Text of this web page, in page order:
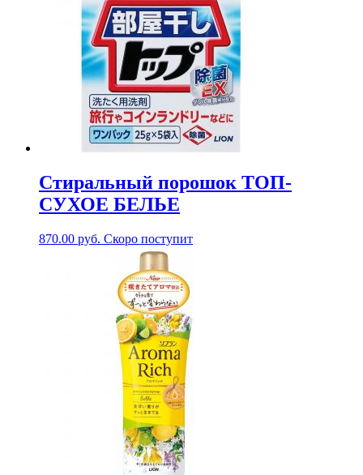
Стиральный порошок ТОП-
СУХОЕ БЕЛЬЕ
870.00 руб. Скоро поступит